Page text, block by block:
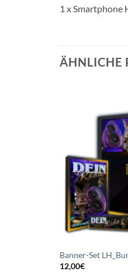
1 x
ÄHNLICHE
Banner-Set
12,00€